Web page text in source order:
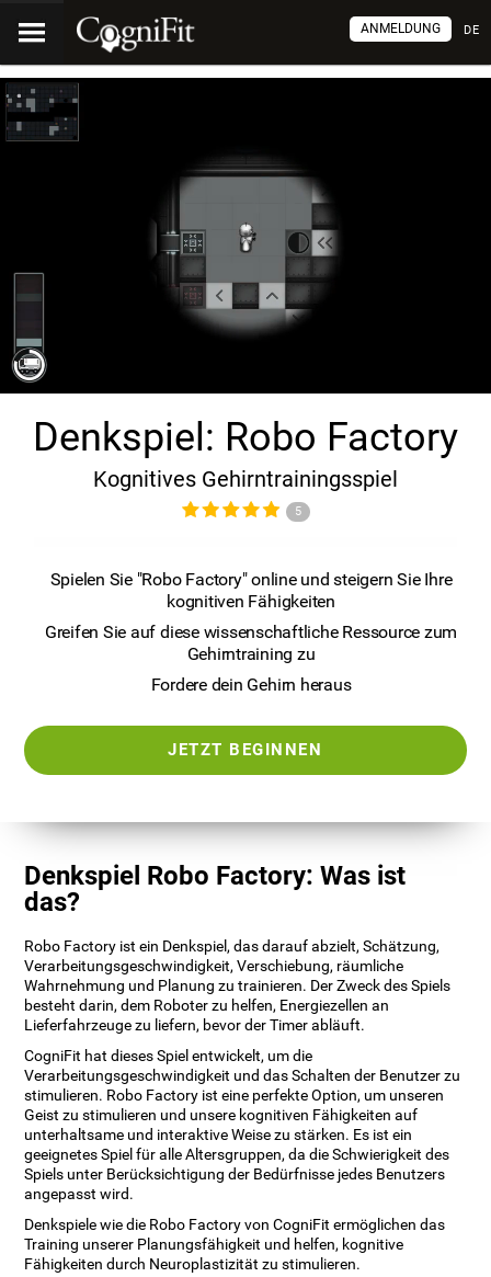
DE
ANMELDUNG
Denkspiel: Robo Factory
Kognitives Gehirntrainingsspiel
5
Spielen Sie "Robo Factory" online und steigern Sie Ihre
kognitiven Fähigkeiten
Greifen Sie auf diese wissenschaftliche Ressource zum
Gehirntraining zu
Fordere dein Gehirn heraus
JETZT BEGINNEN
Denkspiel Robo Factory: Was ist
das?
Robo Factory ist ein Denkspiel, das darauf abzielt, Schätzung,
Verarbeitungsgeschwindigkeit, Verschiebung, räumliche
Wahrnehmung und Planung zu trainieren. Der Zweck des Spiels
besteht darin, dem Roboter zu helfen, Energiezellen an
Lieferfahrzeuge zu liefern, bevor der Timer abläuft.
CogniFit hat dieses Spiel entwickelt, um die
Verarbeitungsgeschwindigkeit und das Schalten der Benutzer zu
stimulieren. Robo Factory ist eine perfekte Option, um unseren
Geist zu stimulieren und unsere kognitiven Fähigkeiten auf
unterhaltsame und interaktive Weise zu stärken. Es ist ein
geeignetes Spiel für alle Altersgruppen, da die Schwierigkeit des
Spiels unter Berücksichtigung der Bedürfnisse jedes Benutzers
angepasst wird.
Denkspiele wie die Robo Factory von CogniFit ermöglichen das
Training unserer Planungsfähigkeit und helfen, kognitive
Fähigkeiten durch Neuroplastizität zu stimulieren.